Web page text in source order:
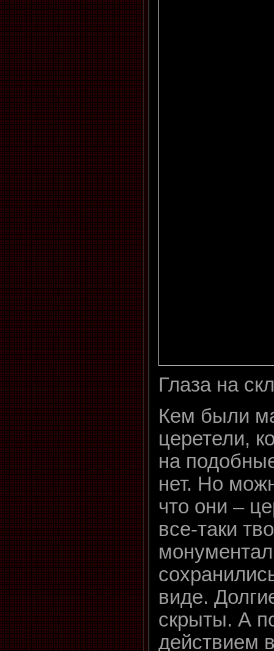
Глаза на
Кем были
церетели,
на
нет. Но
что они –
все-таки
виде.
скрыты. А
действием